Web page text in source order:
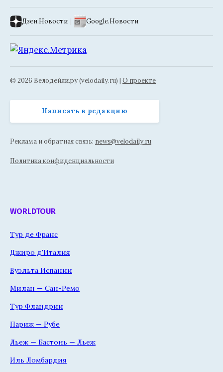
Дзен.Новости | Google.Новости
© 2026 Велодейли.ру (velodaily.ru) | О проекте
Написать в редакцию
Реклама и обратная связь: news@velodaily.ru
Политика конфиденциальности
WORLDTOUR
Тур де Франс
Джиро д'Италия
Вуэльта Испании
Милан — Сан-Ремо
Тур Фландрии
Париж — Рубе
Льеж — Бастонь — Льеж
Иль Ломбардия